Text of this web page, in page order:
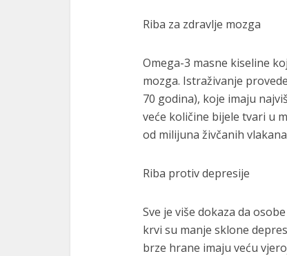
Riba za zdravlje mozga
Omega-3 masne kiseline
mozga. Istraživanje
70 godina), koje imaju
veće količine bijele tvari u
od milijuna živčanih
Riba protiv depresije
Sve je više dokaza da
krvi su manje sklone
brze hrane imaju veću